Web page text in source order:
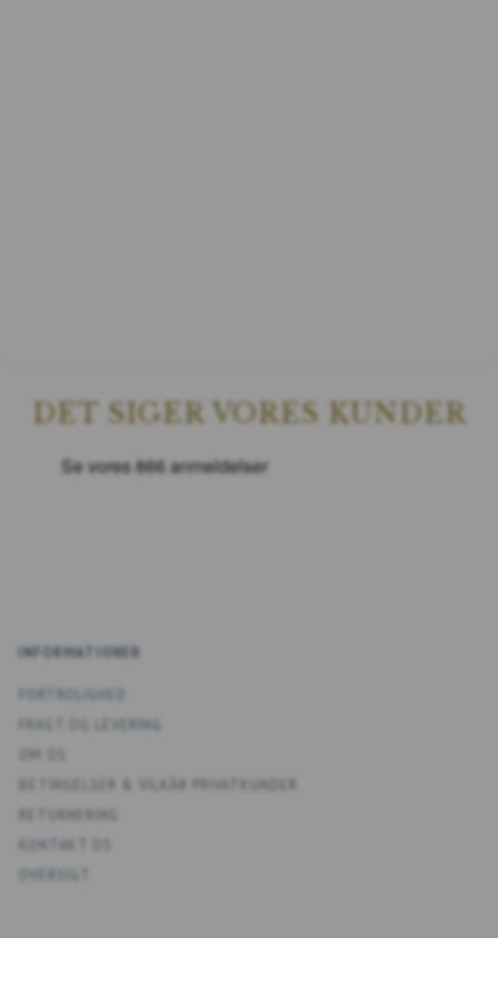
DET SIGER VORES KUNDER
INFORMATIONER
OM OS
KONTAKT OS